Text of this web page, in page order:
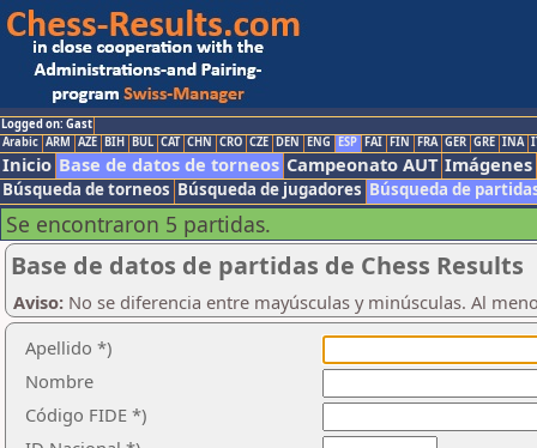
Logged on: Gast
Arabic ARM AZE BIH BUL CAT CHN CRO CZE DEN ENG ESP FAI FIN FRA GER GRE INA
Inicio Base de datos de torneos Campeonato AUT Imágenes
Búsqueda de torneos Búsqueda de jugadores Búsqueda de
Se encontraron 5 partidas.
Base de datos de partidas de Chess Results
Aviso: No se diferencia entre mayúsculas y minúsculas. Al
Apellido *)
Nombre
Código FIDE *)